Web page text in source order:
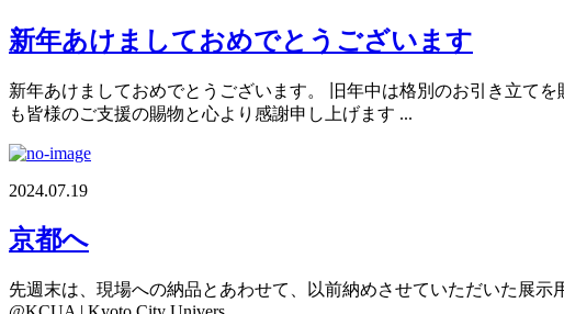
新年あけましておめでとうございます
新年あけましておめでとうございます。 旧年中は格別のお引き立て
も皆様のご支援の賜物と心より感謝申し上げます ...
2024.07.19
京都へ
先週末は、現場への納品とあわせて、以前納めさせていただいた展